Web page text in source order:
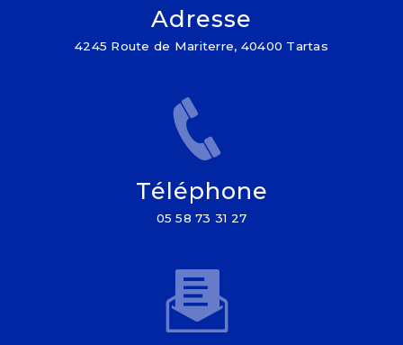
Adresse
4245 Route de Mariterre, 40400 Tartas
Téléphone
05 58 73 31 27